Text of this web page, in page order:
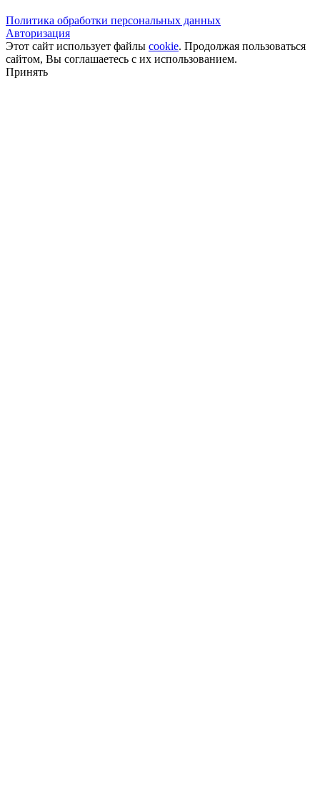
Политика обработки персональных данных
Авторизация
Этот сайт использует файлы cookie. Продолжая пользоваться
сайтом, Вы соглашаетесь с их использованием.
Принять